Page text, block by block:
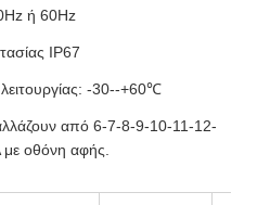
ή 60Hz
IP67
-30--+60℃
από 6-7-8-9-10-11-12-
οθόνη αφής.